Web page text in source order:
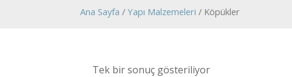
Ana Sayfa / Yapı Malzemeleri / Köpükler
Tek bir sonuç gösteriliyor